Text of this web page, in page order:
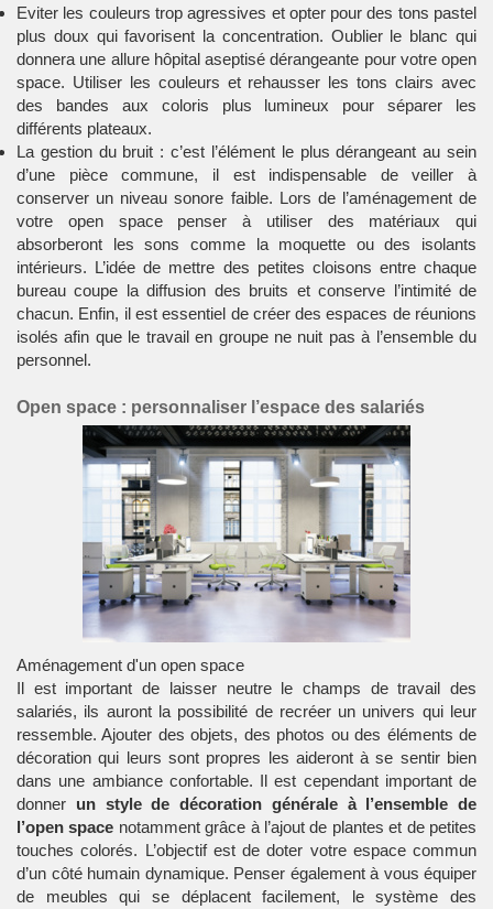
Eviter les couleurs trop agressives et opter pour des tons pastel
plus doux qui favorisent la concentration. Oublier le blanc qui
donnera une allure hôpital aseptisé dérangeante pour votre open
space. Utiliser les couleurs et rehausser les tons clairs avec
des bandes aux coloris plus lumineux pour séparer les
différents plateaux.
La gestion du bruit : c’est l’élément le plus dérangeant au sein
d’une pièce commune, il est indispensable de veiller à
conserver un niveau sonore faible. Lors de l’aménagement de
votre open spacepenser à utiliser des matériaux qui
absorberont les sons comme la moquette ou des isolants
intérieurs. L’idée de mettre des petites cloisons entre chaque
bureau coupe la diffusion des bruits et conserve l’intimité de
chacun. Enfin, il est essentiel de créer des espaces de réunions
isolés afin que le travail en groupe ne nuit pas à l’ensemble du
personnel.
Open space : personnaliser l’espace des salariés
Aménagement d'un open space
Il est important de laisser neutre le champs de travail des
salariés, ils auront la possibilité de recréer un univers qui leur
ressemble. Ajouter des objets, des photos ou des éléments de
décoration qui leurs sont propres les aideront à se sentir bien
dans une ambiance confortable. Il est cependant important de
donner un style de décoration générale à l’ensemble de
l’open space notamment grâce à l’ajout de plantes et de petites
touches colorés. L’objectif est de doter votre espace commun
d’un côté humain dynamique. Penser également à vous équiper
de meubles qui se déplacent facilement, le système des